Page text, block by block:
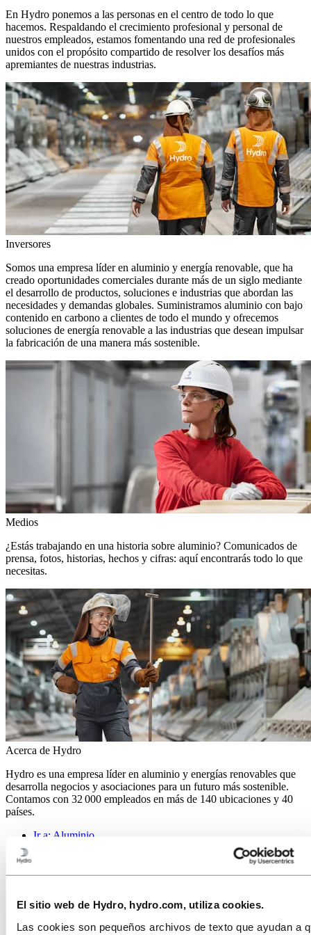
El sitio web de Hydro, hydro.com, utiliza cookies.
Las cookies son pequeños archivos de texto que ayudan a
En Hydro ponemos a las personas en el centro de todo lo que
hacemos. Respaldando el crecimiento profesional y personal de
nuestros empleados, estamos fomentando una red de profesionales
unidos con el propósito compartido de resolver los desafíos más
apremiantes de nuestras industrias.
Inversores
Somos una empresa líder en aluminio y energía renovable, que ha
creado oportunidades comerciales durante más de un siglo mediante
el desarrollo de productos, soluciones e industrias que abordan las
necesidades y demandas globales. Suministramos aluminio con bajo
contenido en carbono a clientes de todo el mundo y ofrecemos
soluciones de energía renovable a las industrias que desean impulsar
la fabricación de una manera más sostenible.
Medios
¿Estás trabajando en una historia sobre aluminio? Comunicados de
prensa, fotos, historias, hechos y cifras: aquí encontrarás todo lo que
necesitas.
Acerca de Hydro
Hydro es una empresa líder en aluminio y energías renovables que
desarrolla negocios y asociaciones para un futuro más sostenible.
Contamos con 32 000 empleados en más de 140 ubicaciones y 40
países.
Ir a: Aluminio
Sobre el aluminio
Ir a: Energía
Ir a:Sostenibilidad